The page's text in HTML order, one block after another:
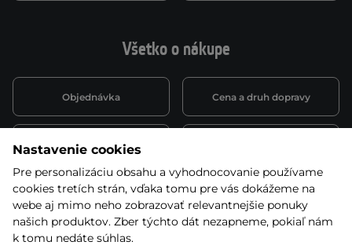
Všetko o nákupe
Objednávka Cena a druh dopravy
Spôsob platby
Montáž a servis Reklamácie a záruka
Kariéra
Nastavenie cookies
Pre personalizáciu obsahu a vyhodnocovanie používame
cookies tretích strán, vďaka tomu pre vás dokážeme na
webe aj mimo neho zobrazovať relevantnejšie ponuky
našich produktov. Zber týchto dát nezapneme, pokiaľ nám
k tomu nedáte súhlas.